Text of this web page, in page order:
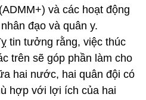
và các hoạt động
đạo và quân y.
tin tưởng rằng, việc thúc
trên sẽ góp phần làm cho
hai nước, hai quân đội có
hợp với lợi ích của hai